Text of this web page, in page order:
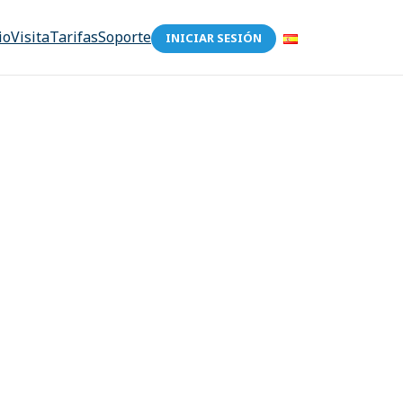
VisitaTarifasSoporte INICIAR SESIÓN